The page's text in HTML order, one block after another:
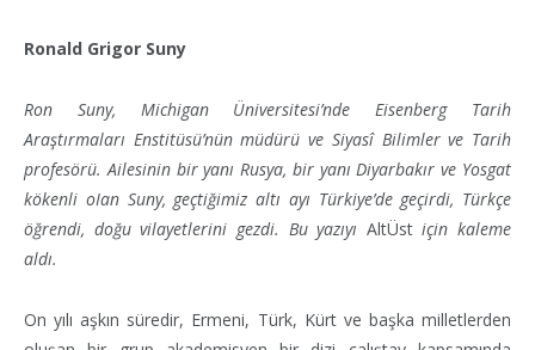
Ronald Grigor Suny
Ron Suny, Michigan Üniversitesi’ndeEisenberg Tarih
Araştırmaları Enstitüsü’nün müdürü ve SiyasîBilimler ve Tarih
profesörü. Ailesinin bir yanı Rusya, bir yanı Diyarbakır ve Yosgat
kökenli oIan Suny, geçtiğimiz altı ayı Türkiye’de geçirdi, Türkçe
öğrendi, doğu vilayetlerini gezdi. Bu yazıyı AltÜstiçin kaleme
aldı.
On yılı aşkın süredir, Ermeni, Türk, Kürt ve başka milletlerden